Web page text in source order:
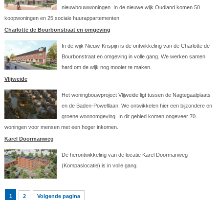
nieuwbouwwoningen. In de nieuwe wijk Oudland komen 50
koopwoningen en 25 sociale huurappartementen.
Charlotte de Bourbonstraat en omgeving
In de wijk Nieuw-Krispijn is de ontwikkeling van de Charlotte de
Bourbonstraat en omgeving in volle gang. We werken samen
hard om de wijk nog mooier te maken.
Vlijweide
Het woningbouwproject Vlijweide ligt tussen de Nagtegaalplaats
en de Baden-Powelllaan. We ontwikkelen hier een bijzondere en
groene woonomgeving. In dit gebied komen ongeveer 70
woningen voor mensen met een hoger inkomen.
Karel Doormanweg
De herontwikkeling van de locatie Karel Doormanweg
(Kompaslocatie) is in volle gang.
1 2 Volgende pagina